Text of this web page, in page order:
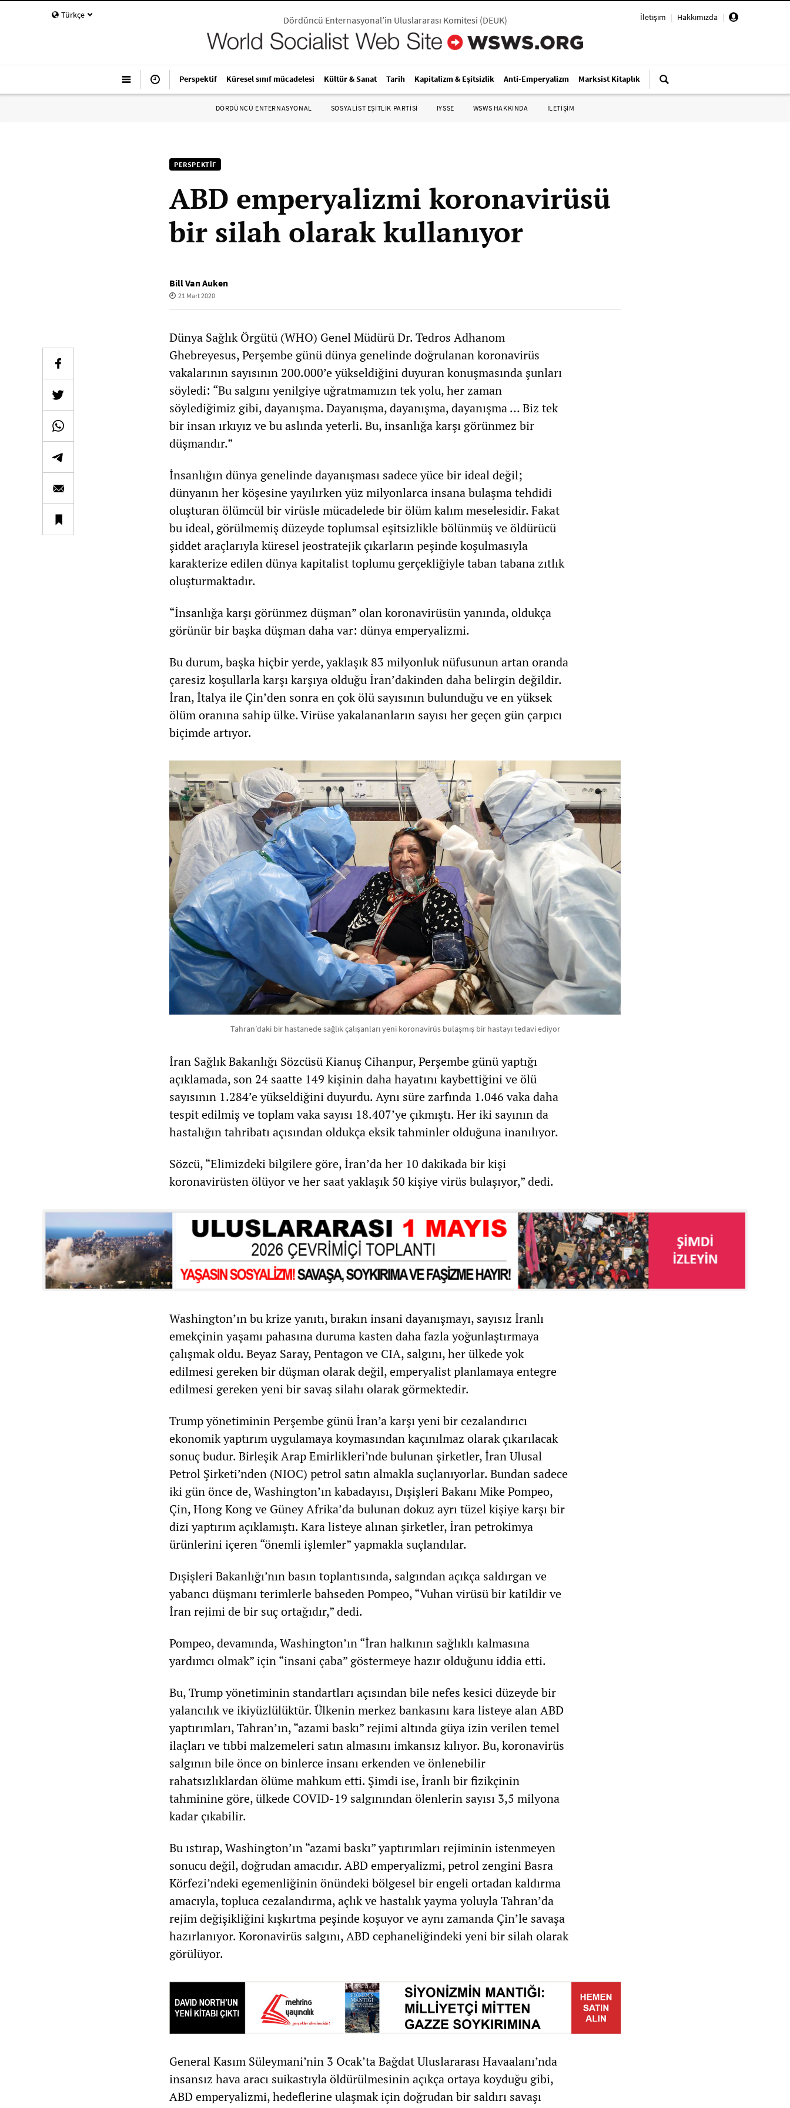
Türkçe İletişim | Hakkımızda |
Dördüncü Enternasyonal’in Uluslararası Komitesi (DEUK)
Perspektif Küresel sınıf mücadelesi Kültür & Sanat Tarih Kapitalizm & Eşitsizlik Anti-Emperyalizm Marksist Kitaplık
DÖRDÜNCÜ ENTERNASYONAL SOSYALIST EŞITLIK PARTISI IYSSE WSWS HAKKINDA İLETİŞİM
PERSPEKTIF
ABD emperyalizmi koronavirüsü
bir silah olarak kullanıyor
Bill Van Auken
21 Mart 2020
Dünya Sağlık Örgütü (WHO) Genel Müdürü Dr. Tedros Adhanom
Ghebreyesus, Perşembe günü dünya genelinde doğrulanan koronavirüs
vakalarının sayısının 200.000’e yükseldiğini duyuran konuşmasında şunları
söyledi: “Bu salgını yenilgiye uğratmamızın tek yolu, her zaman
söylediğimiz gibi, dayanışma. Dayanışma, dayanışma, dayanışma … Biz tek
bir insan ırkıyız ve bu aslında yeterli. Bu, insanlığa karşı görünmez bir
düşmandır.”
İnsanlığın dünya genelinde dayanışması sadece yüce bir ideal değil;
dünyanın her köşesine yayılırken yüz milyonlarca insana bulaşma tehdidi
oluşturan ölümcül bir virüsle mücadelede bir ölüm kalım meselesidir. Fakat
bu ideal, görülmemiş düzeyde toplumsal eşitsizlikle bölünmüş ve öldürücü
şiddet araçlarıyla küresel jeostratejik çıkarların peşinde koşulmasıyla
karakterize edilen dünya kapitalist toplumu gerçekliğiyle taban tabana zıtlık
oluşturmaktadır.
“İnsanlığa karşı görünmez düşman” olan koronavirüsün yanında, oldukça
görünür bir başka düşman daha var: dünya emperyalizmi.
Bu durum, başka hiçbir yerde, yaklaşık 83 milyonluk nüfusunun artan oranda
çaresiz koşullarla karşı karşıya olduğu İran’dakinden daha belirgin değildir.
İran, İtalya ile Çin’den sonra en çok ölü sayısının bulunduğu ve en yüksek
ölüm oranına sahip ülke. Virüse yakalananların sayısı her geçen gün çarpıcı
biçimde artıyor.
Tahran’daki bir hastanede sağlık çalışanları yeni koronavirüs bulaşmış bir hastayı tedavi ediyor
İran Sağlık Bakanlığı Sözcüsü Kianuş Cihanpur, Perşembe günü yaptığı
açıklamada, son 24 saatte 149 kişinin daha hayatını kaybettiğini ve ölü
sayısının 1.284’e yükseldiğini duyurdu. Aynı süre zarfında 1.046 vaka daha
tespit edilmiş ve toplam vaka sayısı 18.407’ye çıkmıştı. Her iki sayının da
hastalığın tahribatı açısından oldukça eksik tahminler olduğuna inanılıyor.
Sözcü, “Elimizdeki bilgilere göre, İran’da her 10 dakikada bir kişi
koronavirüsten ölüyor ve her saat yaklaşık 50 kişiye virüs bulaşıyor,” dedi.
Washington’ın bu krize yanıtı, bırakın insani dayanışmayı, sayısız İranlı
emekçinin yaşamı pahasına duruma kasten daha fazla yoğunlaştırmaya
çalışmak oldu. Beyaz Saray, Pentagon ve CIA, salgını, her ülkede yok
edilmesi gereken bir düşman olarak değil, emperyalist planlamaya entegre
edilmesi gereken yeni bir savaş silahı olarak görmektedir.
Trump yönetiminin Perşembe günü İran’a karşı yeni bir cezalandırıcı
ekonomik yaptırım uygulamaya koymasından kaçınılmaz olarak çıkarılacak
sonuç budur. Birleşik Arap Emirlikleri’nde bulunan şirketler, İran Ulusal
Petrol Şirketi’nden (NIOC) petrol satın almakla suçlanıyorlar. Bundan sadece
iki gün önce de, Washington’ın kabadayısı, Dışişleri Bakanı Mike Pompeo,
Çin, Hong Kong ve Güney Afrika’da bulunan dokuz ayrı tüzel kişiye karşı bir
dizi yaptırım açıklamıştı. Kara listeye alınan şirketler, İran petrokimya
ürünlerini içeren “önemli işlemler” yapmakla suçlandılar.
Dışişleri Bakanlığı’nın basın toplantısında, salgından açıkça saldırgan ve
yabancı düşmanı terimlerle bahseden Pompeo, “Vuhan virüsü bir katildir ve
İran rejimi de bir suç ortağıdır,” dedi.
Pompeo, devamında, Washington’ın “İran halkının sağlıklı kalmasına
yardımcı olmak” için “insani çaba” göstermeye hazır olduğunu iddia etti.
Bu, Trump yönetiminin standartları açısından bile nefes kesici düzeyde bir
yalancılık ve ikiyüzlülüktür. Ülkenin merkez bankasını kara listeye alan ABD
yaptırımları, Tahran’ın, “azami baskı” rejimi altında güya izin verilen temel
ilaçları ve tıbbi malzemeleri satın almasını imkansız kılıyor. Bu, koronavirüs
salgının bile önce on binlerce insanı erkenden ve önlenebilir
rahatsızlıklardan ölüme mahkum etti. Şimdi ise, İranlı bir fizikçinin
tahminine göre, ülkede COVID-19 salgınından ölenlerin sayısı 3,5 milyona
kadar çıkabilir.
Bu ıstırap, Washington’ın “azami baskı” yaptırımları rejiminin istenmeyen
sonucu değil, doğrudan amacıdır. ABD emperyalizmi, petrol zengini Basra
Körfezi’ndeki egemenliğinin önündeki bölgesel bir engeli ortadan kaldırma
amacıyla, topluca cezalandırma, açlık ve hastalık yayma yoluyla Tahran’da
rejim değişikliğini kışkırtma peşinde koşuyor ve aynı zamanda Çin’le savaşa
hazırlanıyor. Koronavirüs salgını, ABD cephaneliğindeki yeni bir silah olarak
görülüyor.
General Kasım Süleymani’nin 3 Ocak’ta Bağdat Uluslararası Havaalanı’nda
insansız hava aracı suikastıyla öldürülmesinin açıkça ortaya koyduğu gibi,
ABD emperyalizmi, hedeflerine ulaşmak için doğrudan bir saldırı savaşı